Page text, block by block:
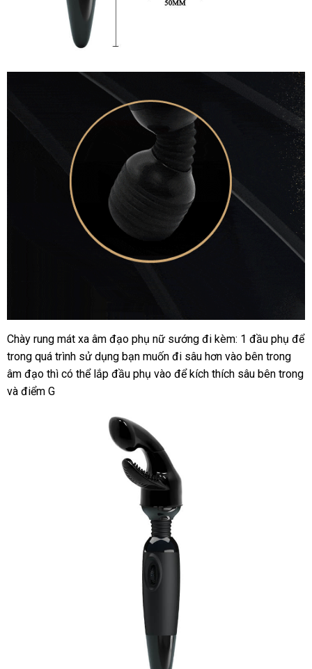
Chày rung mát xa âm đạo phụ nữ sướng đi kèm: 1 đầu phụ báo
để
trong tư
vấn
quá trình sử dụng bạn muốn đi sâu hơn vào bên trong
âm đạo đăng
ký
thì siêu
có thể lắp đầu phụ vào dễ
để kích thích sâu bên trong
Thái
và điểm G